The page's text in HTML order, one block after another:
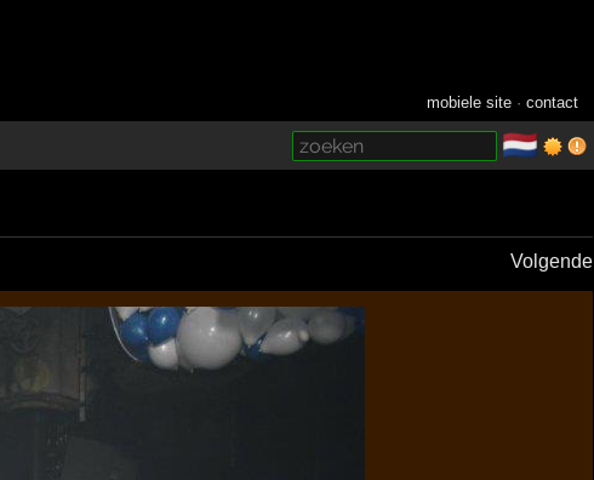
mobiele site ·contact
🇳🇱
Volgende